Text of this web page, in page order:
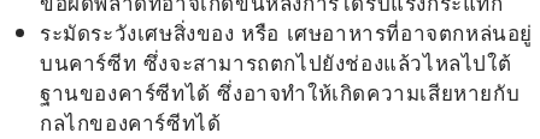
ระมัดระวังเศษสิ่งของ หรือ เศษอาหารที่อาจตกหล่นอยู่
บนคาร์ซีท ซึ่งจะสามารถตกไปยังช่องแล้วไหลไปใต้
ฐานของคาร์ซีทได้ ซึ่งอาจทำให้เกิดความเสียหายกับ
กลไกของคาร์ซีทได้